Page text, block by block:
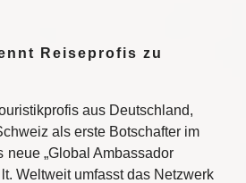
Reiseprofis zu
aus Deutschland,
als erste Botschafter im
neue „Global Ambassador
Weltweit umfasst das Netzwerk